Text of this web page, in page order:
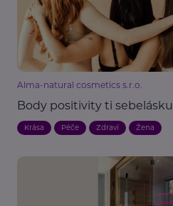
Alma-natural cosmetics s.r.o.
Body positivity ti
Krása Péče Zdraví Žena